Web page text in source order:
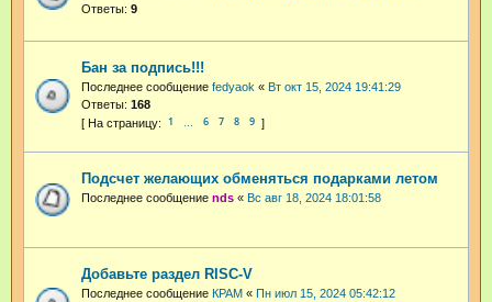
Ответы: 9
Бан за подпись!!!
Последнее сообщение fedyaok « Вт окт 15, 2024 19:41:29
Ответы: 168
1 6 7 8 9
Подсчет желающих обменяться подарками летом
Последнее сообщение nds « Вс авг 18, 2024 18:01:58
Добавьте раздел RISC-V
Последнее сообщение КРАМ « Пн июл 15, 2024 05:42:12